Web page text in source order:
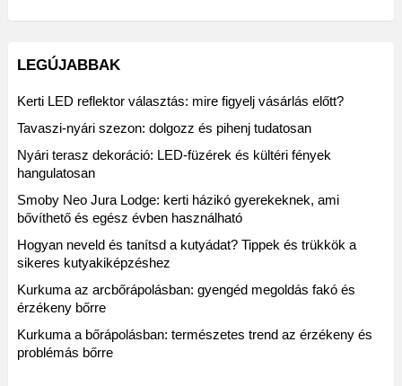
LEGÚJABBAK
Kerti LED reflektor választás: mire figyelj vásárlás előtt?
Tavaszi-nyári szezon: dolgozz és pihenj tudatosan
Nyári terasz dekoráció: LED-füzérek és kültéri fények
hangulatosan
Smoby Neo Jura Lodge: kerti házikó gyerekeknek, ami
bővíthető és egész évben használható
Hogyan neveld és tanítsd a kutyádat? Tippek és trükkök a
sikeres kutyakiképzéshez
Kurkuma az arcbőrápolásban: gyengéd megoldás fakó és
érzékeny bőrre
Kurkuma a bőrápolásban: természetes trend az érzékeny és
problémás bőrre